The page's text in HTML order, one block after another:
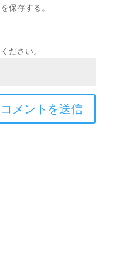
保存する。
ださい。